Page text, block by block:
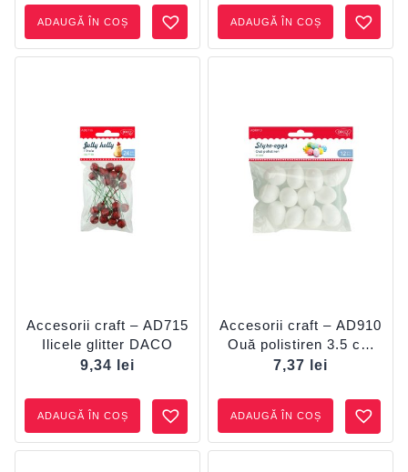
ADAUGĂ ÎN COȘ ADAUGĂ ÎN COȘ
Accesorii craft – AD715
Ilicele glitter DACO
9,34
lei
ADAUGĂ ÎN COȘ
Accesorii craft – AD910
Ouă polistiren 3.5 cm
DACO
7,37 lei
ADAUGĂ ÎN COȘ